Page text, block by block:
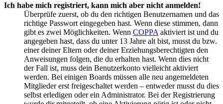
Ich habe mich registriert, kann mich aber nicht anmelden!
Überprüfe zuerst, ob du den richtigen Benutzernamen und das
richtige Passwort eingegeben hast. Wenn diese stimmen, dann
gibt es zwei Möglichkeiten. Wenn COPPA aktiviert ist und du
angegeben hast, dass du unter 13 Jahre alt bist, musst du bzw.
einer deiner Eltern oder deiner Erziehungsberechtigten den
Anweisungen folgen, die du erhalten hast. Wenn dies nicht
der Fall ist, muss dein Benutzerkonto vielleicht aktiviert
werden. Bei einigen Boards müssen alle neu angemeldeten
Mitglieder erst freigeschaltet werden – entweder musst du dies
selbst erledigen oder ein Administrator. Bei der Registrierung